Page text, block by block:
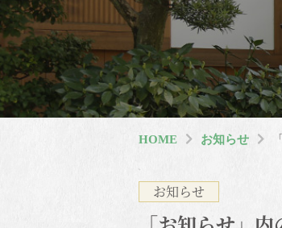
HOME お知らせ
お知らせ